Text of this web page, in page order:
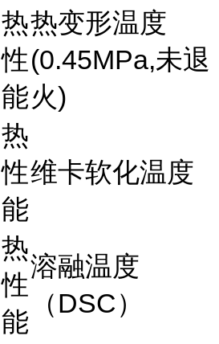
热
性
能
热变形温度
(0.45MPa,未退
火)
热
性
能
维卡软化温度
热
性
能
溶融温度
（DSC）